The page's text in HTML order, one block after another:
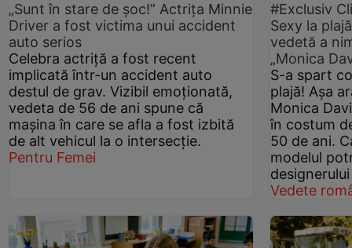
„Sunt în stare de șoc!” Actrița Minnie
Driver a fost victima unui accident
auto serios
Celebra actriță a fost recent
implicată într-un accident auto
destul de grav. Vizibil emoționată,
vedeta de 56 de ani spune că
mașina în care se afla a fost izbită
de alt vehicul la o intersecție.
Pentru Femei
#Exclusiv
Sexy la
vedetă a
„Monica
S-a spart
plajă! Așa
Monica
în costum
50 de ani.
modelul
Vedete